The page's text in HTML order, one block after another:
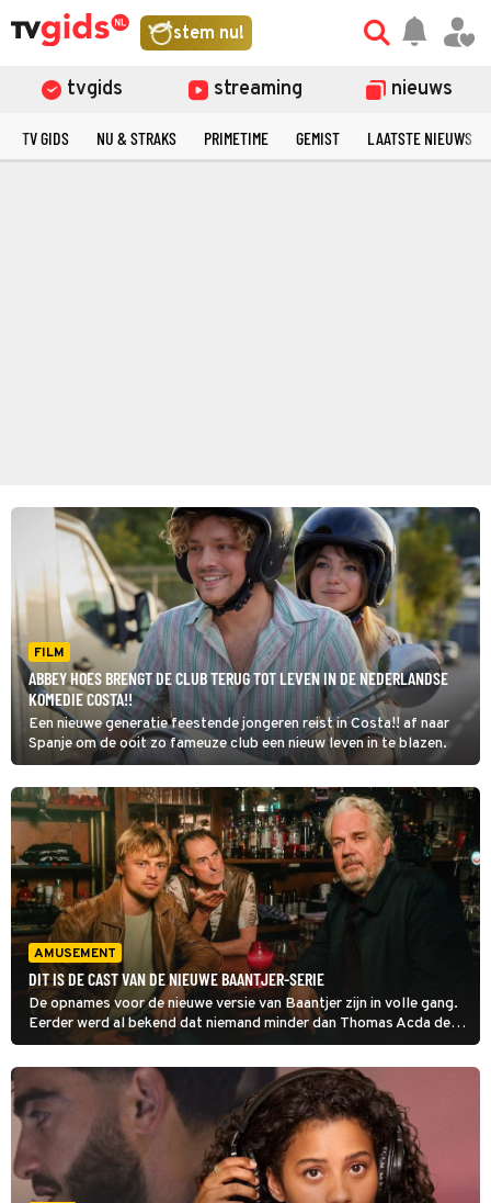
stem nu!
tvgids streaming nieuws
TV GIDS NU & STRAKS PRIMETIME GEMIST LAATSTE NIEUWS
FILM
ABBEY HOES BRENGT DE CLUB TERUG TOT LEVEN IN DE NEDERLANDSE
KOMEDIE COSTA!!
Een nieuwe generatie feestende jongeren reist in Costa!! af naar
Spanje om de ooit zo fameuze club een nieuw leven in te blazen.
AMUSEMENT
DIT IS DE CAST VAN DE NIEUWE BAANTJER-SERIE
De opnames voor de nieuwe versie van Baantjer zijn in volle gang.
Eerder werd al bekend dat niemand minder dan Thomas Acda de
hoofdrol (De Cock) speelt. Talpa heeft nu ook andere acteurs van
de cast bekendgemaakt!